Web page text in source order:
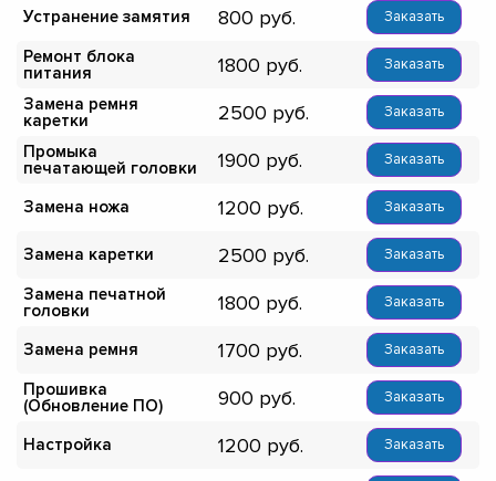
Устранение замятия 800 Заказать
Ремонт блока
питания
1800 Заказать
Замена ремня
каретки
2500 Заказать
Промыка
печатающей головки
1900 Заказать
Замена ножа 1200 Заказать
Замена каретки 2500 Заказать
Замена печатной
головки
1800 Заказать
Замена ремня 1700 Заказать
Прошивка
(Обновление ПО)
900 Заказать
Настройка 1200 Заказать